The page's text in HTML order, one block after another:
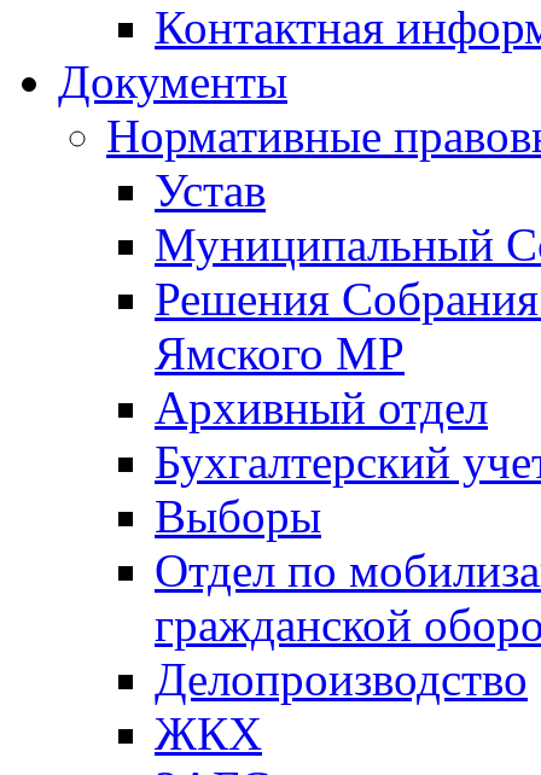
Контактная
Документы
Нормативные
Устав
Муниципальный
Решения
Ямского МР
Архивный отдел
Бухгалтерский
Выборы
Отдел по
гражданской
Делопроизводство
ЖКХ